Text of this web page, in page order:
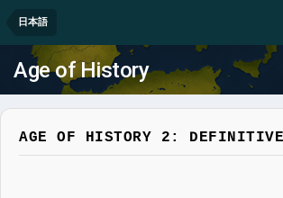
日本語
Age of History
AGE OF HISTORY 2: